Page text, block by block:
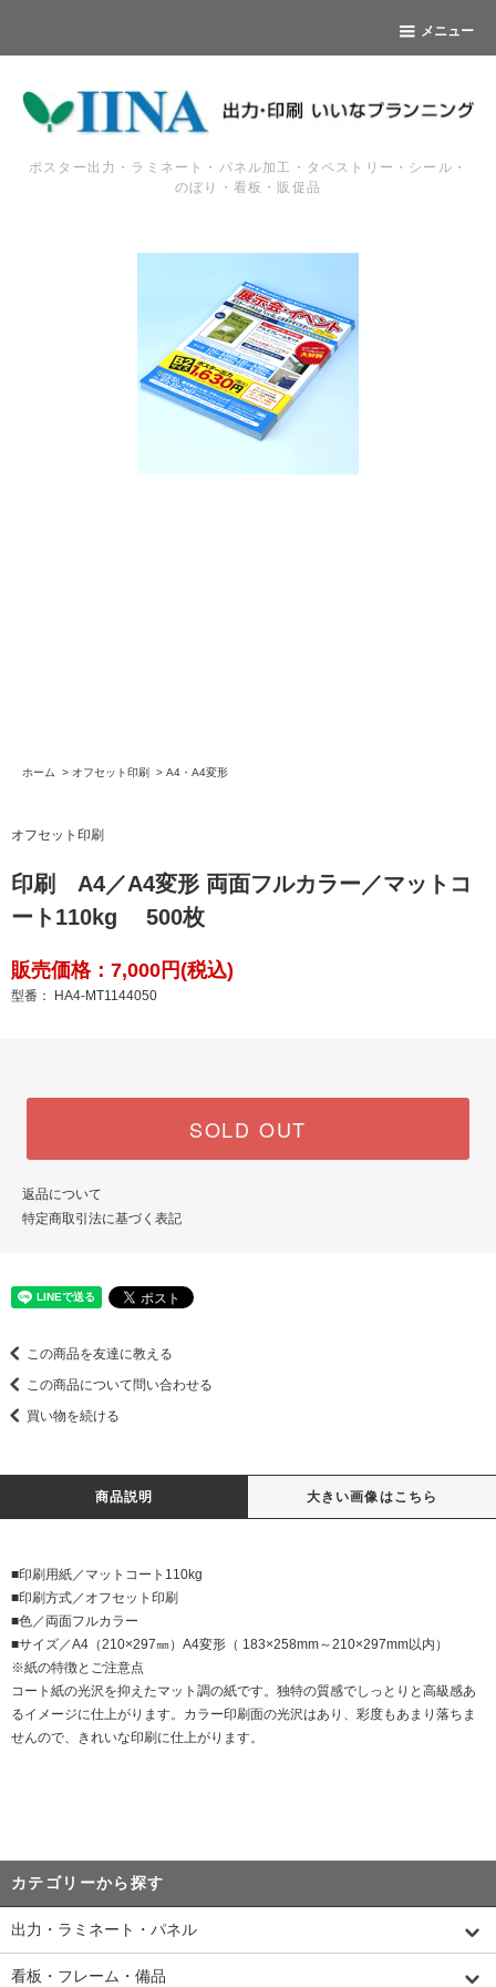
メニュー
ポスター出力・ラミネート・パネル加工・タペストリー・シール・
のぼり・看板・販促品
ホーム > オフセット印刷 > A4・A4変形
オフセット印刷
印刷 A4／A4変形 両面フルカラー／マットコ
ート110kg 500枚
販売価格：7,000円(税込)
型番： HA4-MT1144050
SOLD OUT
返品について
特定商取引法に基づく表記
この商品を友達に教える
この商品について問い合わせる
買い物を続ける
商品説明 大きい画像はこちら
■印刷用紙／マットコート110kg
■印刷方式／オフセット印刷
■色／両面フルカラー
■サイズ／A4（210×297㎜）A4変形（ 183×258mm～210×297mm以内）
※紙の特徴とご注意点
コート紙の光沢を抑えたマット調の紙です。独特の質感でしっとりと高級感あ
るイメージに仕上がります。カラー印刷面の光沢はあり、彩度もあまり落ちま
せんので、きれいな印刷に仕上がります。
カテゴリーから探す
出力・ラミネート・パネル
看板・フレーム・備品